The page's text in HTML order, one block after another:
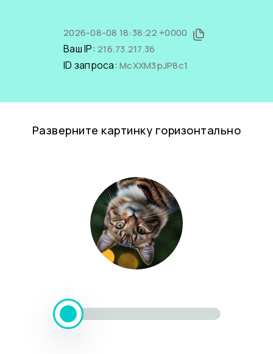
2026-08-08 18:38:22 +0000
Ваш IP: 216.73.217.36
ID запроса: McXXM3pJP8c1
Разверните картинку горизонтально